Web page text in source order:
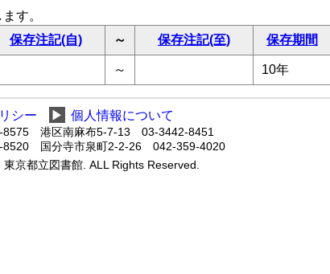
す。
保存注記(自) ～ 保存注記(至) 保存期間
～ 10年
シー ▶ 個人情報について
8575 港区南麻布5-7-13 03-3442-8451
8520 国分寺市泉町2-2-26 042-359-4020
京都立図書館. ALL Rights Reserved.